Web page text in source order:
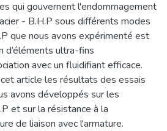
qui gouvernent l'endommagement
- B.H.P sous différents modes
que nous avons expérimenté est
d’éléments ultra-fins
avec un fluidifiant efficace.
article les résultats des essais
avons développés sur les
et sur la résistance à la
de liaison avec l'armature.